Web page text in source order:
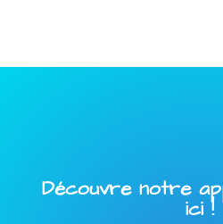
Découvre notre
ici !